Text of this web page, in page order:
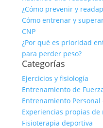
¿Cómo prevenir y
Cómo entrenar y
CNP
¿Por qué es prioridad
para perder peso?
Categorías
Ejercicios y fisiología
Entrenamiento de
Entrenamiento
Experiencias propias de
Fisioterapia deportiva